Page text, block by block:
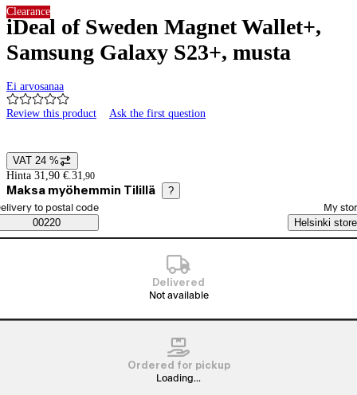
iDeal of Sweden Magnet Wallet+,
Samsung Galaxy S23+, musta
Ei arvosanaa
Review this product Ask the first question
Clearance
Price details
VAT 24 %
Hinta 31,90 €. 31 ,90
Maksa myöhemmin Tilillä ?
Saatavuustiedot
order method
to postal code
00220
My
Helsinki store
Delivered
Not available
Ordered for pickup
Loading...